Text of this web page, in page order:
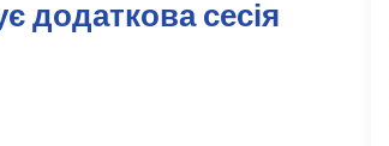
додаткова сесія